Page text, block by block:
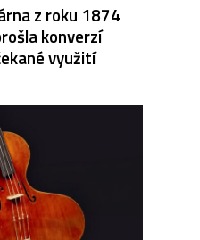
z roku 1874
konverzí
využití